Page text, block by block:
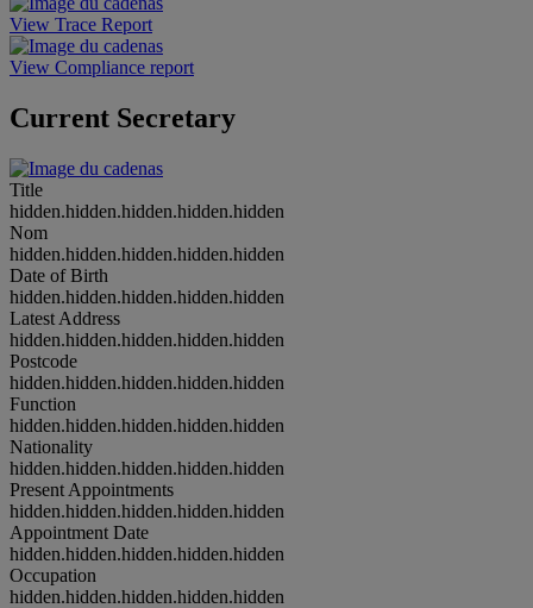
View Trace Report
View Compliance report
Current Secretary
Title
hidden.hidden.hidden.hidden.hidden
Nom
hidden.hidden.hidden.hidden.hidden
Date of Birth
hidden.hidden.hidden.hidden.hidden
Latest Address
hidden.hidden.hidden.hidden.hidden
Postcode
hidden.hidden.hidden.hidden.hidden
Function
hidden.hidden.hidden.hidden.hidden
Nationality
hidden.hidden.hidden.hidden.hidden
Present Appointments
hidden.hidden.hidden.hidden.hidden
Appointment Date
hidden.hidden.hidden.hidden.hidden
Occupation
hidden.hidden.hidden.hidden.hidden